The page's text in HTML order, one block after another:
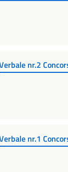
nr.2
nr.1